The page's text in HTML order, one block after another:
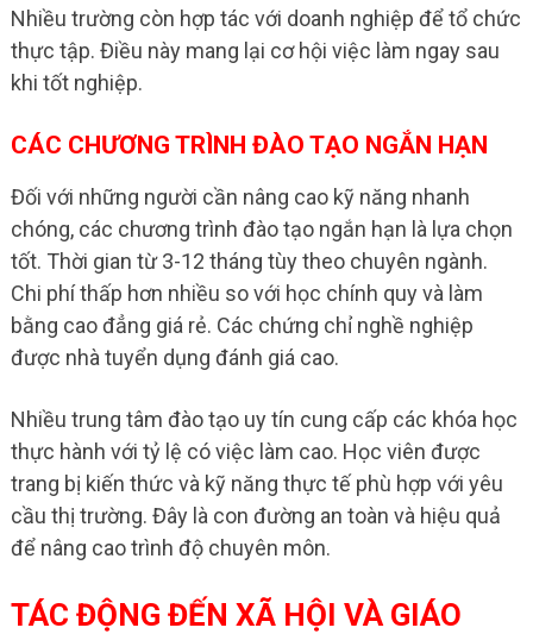
Nhiều trường còn hợp tác với doanh nghiệp để tổ chức
thực tập. Điều này mang lại cơ hội việc làm ngay sau
khi tốt nghiệp.
CÁC CHƯƠNG TRÌNH ĐÀO TẠO NGẮN HẠN
Đối với những người cần nâng cao kỹ năng nhanh
chóng, các chương trình đào tạo ngắn hạn là lựa chọn
tốt. Thời gian từ 3-12 tháng tùy theo chuyên ngành.
Chi phí thấp hơn nhiều so với học chính quy và làm
bằng cao đẳng giá rẻ. Các chứng chỉ nghề nghiệp
được nhà tuyển dụng đánh giá cao.
Nhiều trung tâm đào tạo uy tín cung cấp các khóa học
thực hành với tỷ lệ có việc làm cao. Học viên được
trang bị kiến thức và kỹ năng thực tế phù hợp với yêu
cầu thị trường. Đây là con đường an toàn và hiệu quả
để nâng cao trình độ chuyên môn.
TÁC ĐỘNG ĐẾN XÃ HỘI VÀ GIÁO